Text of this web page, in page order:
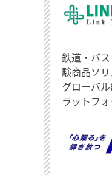
鉄道・バ
験商品ソ
グローバ
ラットフ